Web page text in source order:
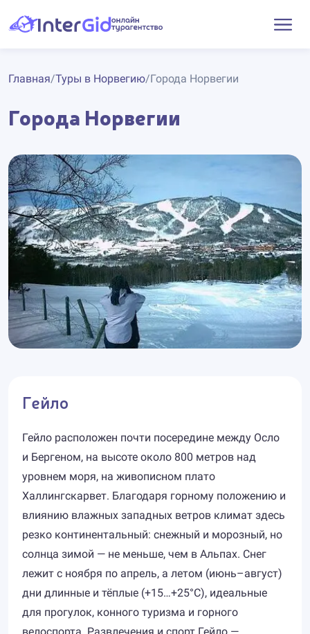
Главная/Туры в Норвегию/Города Норвегии
Города Норвегии
Гейло
Гейло расположен почти посередине между Осло
и Бергеном, на высоте около 800 метров над
уровнем моря, на живописном плато
Халлингскарвет. Благодаря горному положению и
влиянию влажных западных ветров климат здесь
резко континентальный: снежный и морозный, но
солнца зимой — не меньше, чем в Альпах. Снег
лежит с ноября по апрель, а летом (июнь–август)
дни длинные и тёплые (+15…+25°C), идеальные
для прогулок, конного туризма и горного